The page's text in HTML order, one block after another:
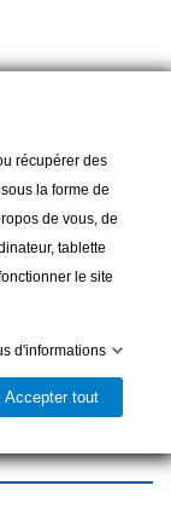
récupérer des
la forme de
de vous, de
tablette
le site
d'informations
Accepter tout